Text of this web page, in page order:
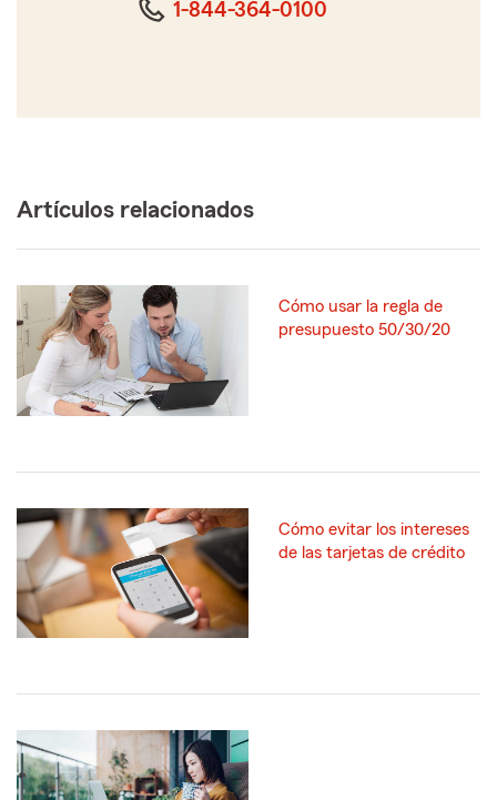
1-844-364-0100
Artículos relacionados
Cómo usar la regla de
presupuesto 50/30/20
Cómo evitar los intereses
de las tarjetas de crédito